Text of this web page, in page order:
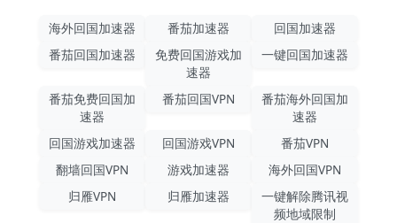
海外回国加速器 番茄加速器
回国加速器
番茄回国加速器
免费回国游戏加
速器
一键回国加速器
番茄免费回国加
速器
番茄回国VPN
番茄海外回国加
速器
回国游戏加速器
回国游戏VPN
番茄VPN
翻墙回国VPN
游戏加速器
海外回国VPN
归雁VPN
归雁加速器
一键解除腾讯视
频地域限制